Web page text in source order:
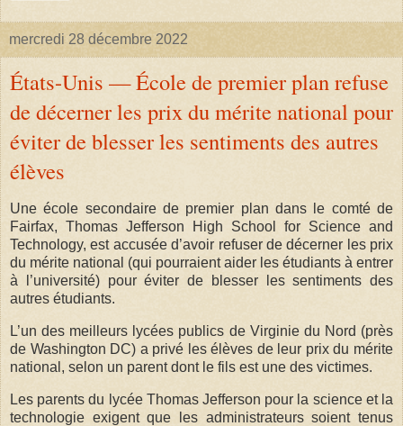
mercredi 28 décembre 2022
États-Unis — École de premier plan refuse
de décerner les prix du mérite national pour
éviter de blesser les sentiments des autres
élèves
Une école secondaire de premier plan dans le comté de
Fairfax, Thomas Jefferson High School for Science and
Technology, est accusée d’avoir refuser de décerner les prix
du mérite national (qui pourraient aider les étudiants à entrer
à l’université) pour éviter de blesser les sentiments des
autres étudiants.
L’un des meilleurs lycées publics de Virginie du Nord (près
de Washington DC) a privé les élèves de leur prix du mérite
national, selon un parent dont le fils est une des victimes.
Les parents du lycée Thomas Jefferson pour la science et la
technologie exigent que les administrateurs soient tenus